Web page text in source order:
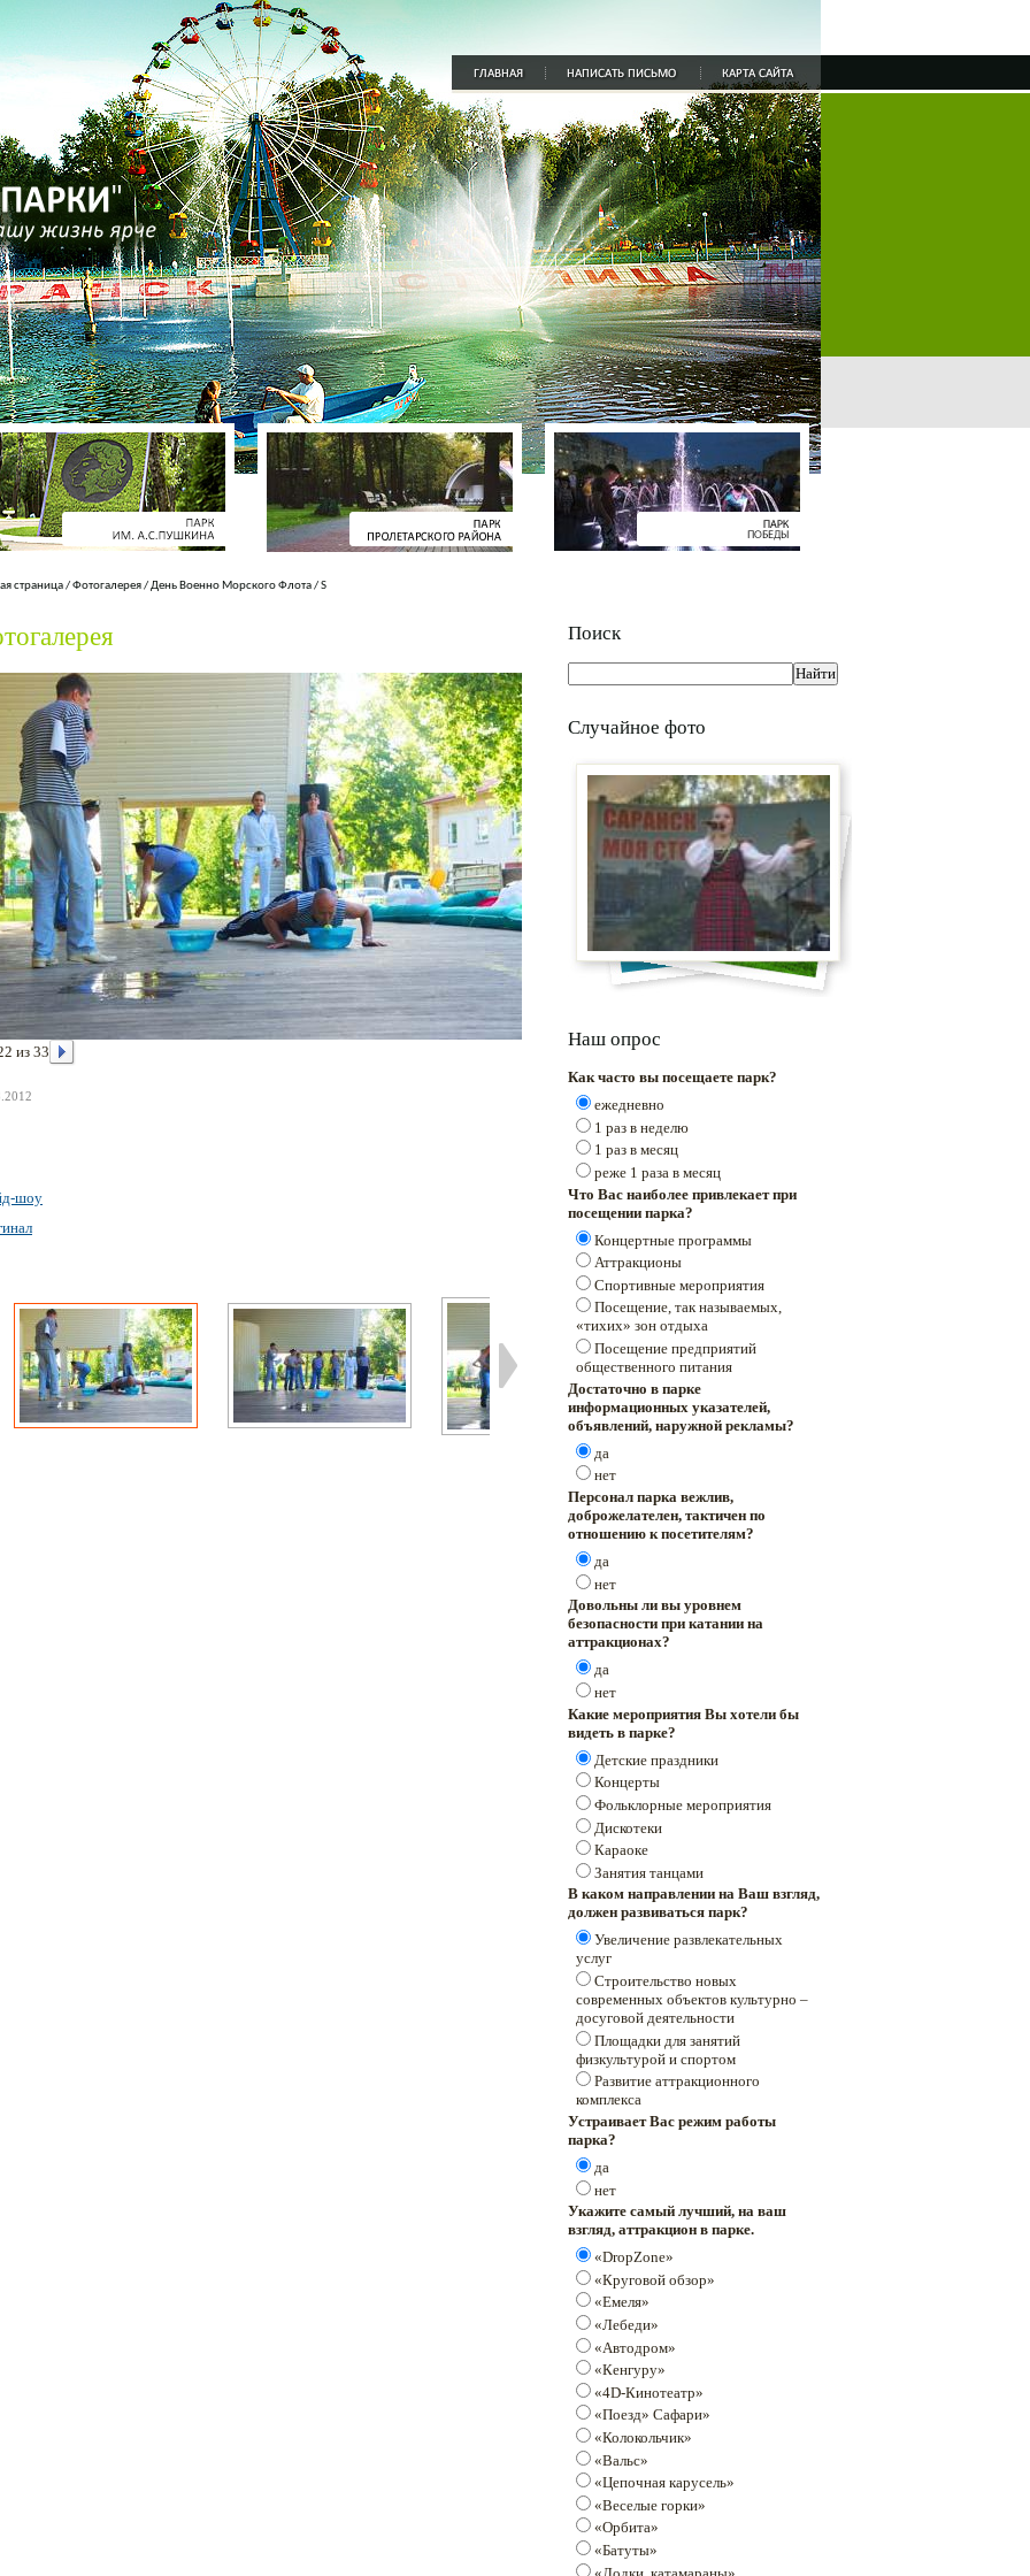
страница/Фотогалерея/День Военно Морского Флота/S
из 33
шоу
Поиск
Случайное фото
Наш опрос
Как часто вы посещаете парк?
ежедневно
1 раз в неделю
1 раз в месяц
реже 1 раза в месяц
Что Вас наиболее привлекает при
посещении парка?
Концертные программы
Аттракционы
Спортивные мероприятия
Посещение, так называемых,
«тихих» зон отдыха
Посещение предприятий
общественного питания
Достаточно в парке
информационных указателей,
объявлений, наружной рекламы?
да
нет
Персонал парка вежлив,
доброжелателен, тактичен по
отношению к посетителям?
да
нет
Довольны ли вы уровнем
безопасности при катании на
аттракционах?
да
нет
Какие мероприятия Вы хотели бы
видеть в парке?
Детские праздники
Концерты
Фольклорные мероприятия
Дискотеки
Караоке
Занятия танцами
В каком направлении на Ваш взгляд,
должен развиваться парк?
Увеличение развлекательных
услуг
Строительство новых
современных объектов культурно –
досуговой деятельности
Площадки для занятий
физкультурой и спортом
Развитие аттракционного
комплекса
Устраивает Вас режим работы
парка?
да
нет
Укажите самый лучший, на ваш
взгляд, аттракцион в парке.
«DropZone»
«Круговой обзор»
«Емеля»
«Лебеди»
«Автодром»
«Кенгуру»
«4D-Кинотеатр»
«Поезд» Сафари»
«Колокольчик»
«Вальс»
«Цепочная карусель»
«Веселые горки»
«Орбита»
«Батуты»